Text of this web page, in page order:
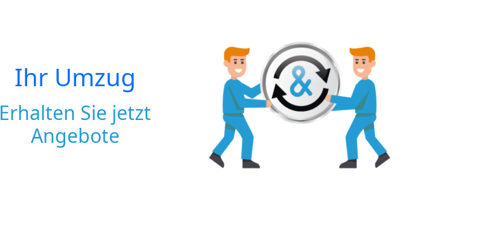
Ihr Umzug
Erhalten Sie jetzt
Angebote